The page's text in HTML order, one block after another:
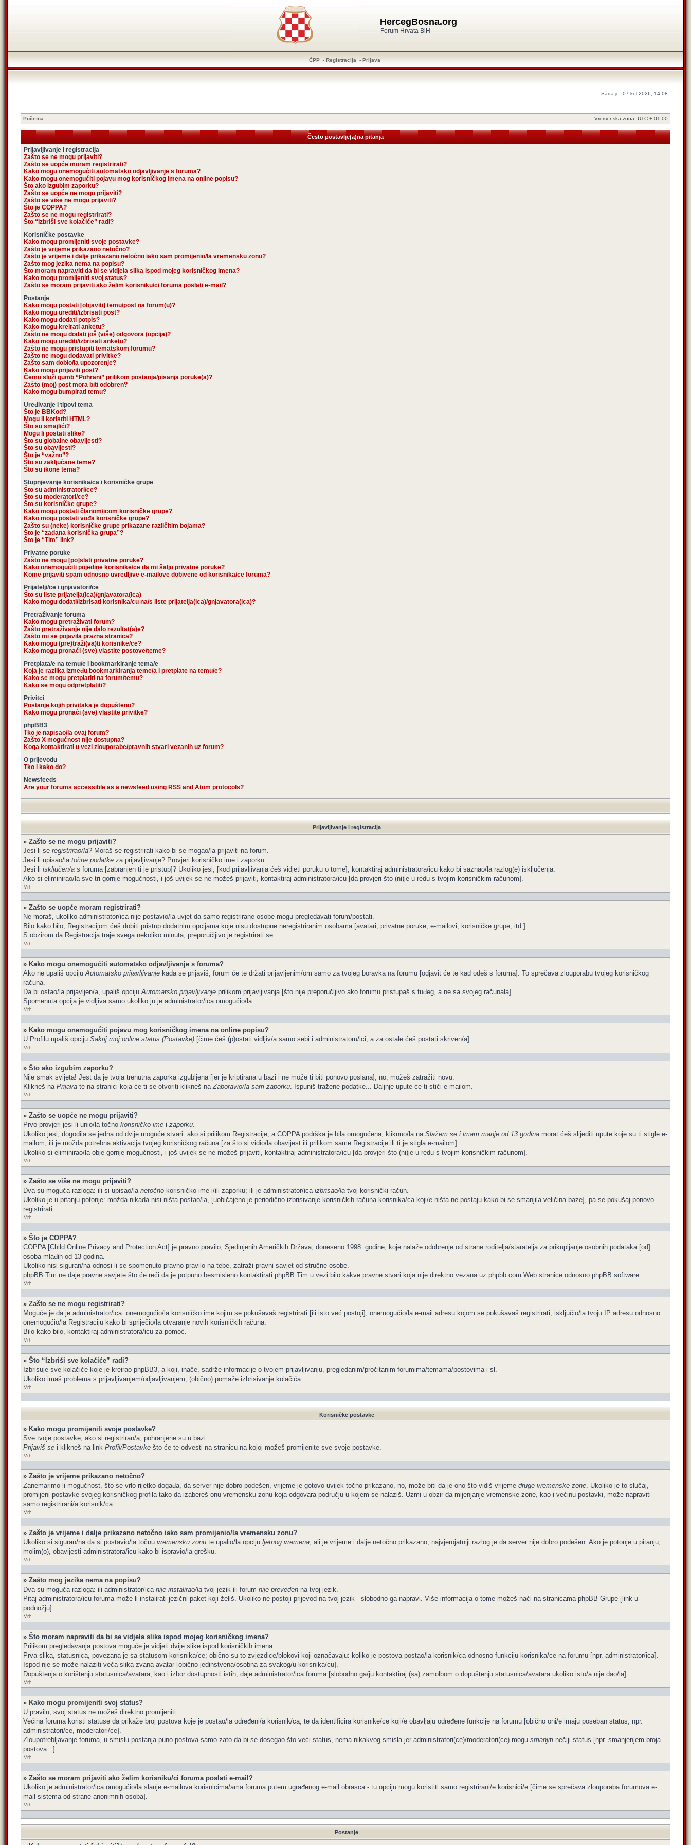
HercegBosna.org
Forum Hrvata BiH
ČPP - Registracija - Prijava
Sada je: 07 kol 2026, 14:08.
Početna Vremenska zona: UTC + 01:00
Često postavlje(a)na pitanja
Prijavljivanje i registracija
Zašto se ne mogu prijaviti?
Zašto se uopće moram registrirati?
Kako mogu onemogućiti automatsko odjavljivanje s foruma?
Kako mogu onemogućiti pojavu mog korisničkog imena na online popisu?
Što ako izgubim zaporku?
Zašto se uopće ne mogu prijaviti?
Zašto se više ne mogu prijaviti?
Što je COPPA?
Zašto se ne mogu registrirati?
Što “Izbriši sve kolačiće” radi?
Korisničke postavke
Kako mogu promijeniti svoje postavke?
Zašto je vrijeme prikazano netočno?
Zašto je vrijeme i dalje prikazano netočno iako sam promijenio/la vremensku zonu?
Zašto mog jezika nema na popisu?
Što moram napraviti da bi se vidjela slika ispod mojeg korisničkog imena?
Kako mogu promijeniti svoj status?
Zašto se moram prijaviti ako želim korisniku/ci foruma poslati e-mail?
Postanje
Kako mogu postati [objaviti] temu/post na forum(u)?
Kako mogu urediti/izbrisati post?
Kako mogu dodati potpis?
Kako mogu kreirati anketu?
Zašto ne mogu dodati još (više) odgovora (opcija)?
Kako mogu urediti/izbrisati anketu?
Zašto ne mogu pristupiti tematskom forumu?
Zašto ne mogu dodavati privitke?
Zašto sam dobio/la upozorenje?
Kako mogu prijaviti post?
Čemu služi gumb “Pohrani” prilikom postanja/pisanja poruke(a)?
Zašto (moj) post mora biti odobren?
Kako mogu bumpirati temu?
Uređivanje i tipovi tema
Što je BBKod?
Mogu li koristiti HTML?
Što su smajlići?
Mogu li postati slike?
Što su globalne obavijesti?
Što su obavijesti?
Što je “važno”?
Što su zaključane teme?
Što su ikone tema?
Stupnjevanje korisnika/ca i korisničke grupe
Što su administratori/ce?
Što su moderatori/ce?
Što su korisničke grupe?
Kako mogu postati članom/icom korisničke grupe?
Kako mogu postati vođa korisničke grupe?
Zašto su (neke) korisničke grupe prikazane različitim bojama?
Što je “zadana korisnička grupa”?
Što je “Tim” link?
Privatne poruke
Zašto ne mogu [po]slati privatne poruke?
Kako onemogućiti pojedine korisnike/ce da mi šalju privatne poruke?
Kome prijaviti spam odnosno uvredljive e-mailove dobivene od korisnika/ce foruma?
Prijatelji/ce i gnjavatori/ce
Što su liste prijatelja(ica)/gnjavatora(ica)
Kako mogu dodati/izbrisati korisnika/cu na/s liste prijatelja(ica)/gnjavatora(ica)?
Pretraživanje foruma
Kako mogu pretraživati forum?
Zašto pretraživanje nije dalo rezultat(a)e?
Zašto mi se pojavila prazna stranica?
Kako mogu (pre)traži(va)ti korisnike/ce?
Kako mogu pronaći (sve) vlastite postove/teme?
Pretplata/e na temu/e i bookmarkiranje tema/e
Koja je razlika između bookmarkiranja teme/a i pretplate na temu/e?
Kako se mogu pretplatiti na forum/temu?
Kako se mogu odpretplatiti?
Privitci
Postanje kojih privitaka je dopušteno?
Kako mogu pronaći (sve) vlastite privitke?
phpBB3
Tko je napisao/la ovaj forum?
Zašto X mogućnost nije dostupna?
Koga kontaktirati u vezi zlouporabe/pravnih stvari vezanih uz forum?
O prijevodu
Tko i kako do?
Newsfeeds
Are your forums accessible as a newsfeed using RSS and Atom protocols?
Prijavljivanje i registracija
» Zašto se ne mogu prijaviti?
Jesi li se registrirao/la? Moraš se registrirati kako bi se mogao/la prijaviti na forum.
Jesi li upisao/la točne podatke za prijavljivanje? Provjeri korisničko ime i zaporku.
Jesi li isključen/a s foruma [zabranjen ti je pristup]? Ukoliko jesi, [kod prijavljivanja ćeš vidjeti poruku o tome], kontaktiraj administratora/icu kako bi saznao/la razlog(e) isključenja.
Ako si eliminirao/la sve tri gornje mogućnosti, i još uvijek se ne možeš prijaviti, kontaktiraj administratora/icu [da provjeri što (ni)je u redu s tvojim korisničkim računom].
Vrh
» Zašto se uopće moram registrirati?
Ne moraš, ukoliko administrator/ica nije postavio/la uvjet da samo registrirane osobe mogu pregledavati forum/postati.
Bilo kako bilo, Registracijom ćeš dobiti pristup dodatnim opcijama koje nisu dostupne neregistriranim osobama [avatari, privatne poruke, e-mailovi, korisničke grupe, itd.].
S obzirom da Registracija traje svega nekoliko minuta, preporučljivo je registrirati se.
Vrh
» Kako mogu onemogućiti automatsko odjavljivanje s foruma?
Ako ne upališ opcijuAutomatsko prijavljivanje kada se prijaviš, forum će te držati prijavljenim/om samo za tvojeg boravka na forumu [odjavit će te kad odeš s foruma]. To sprečava zlouporabu tvojeg korisničkog
računa.
Da bi ostao/la prijavljen/a, upališ opcijuAutomatsko prijavljivanje prilikom prijavljivanja [što nije preporučljivo ako forumu pristupaš s tuđeg, a ne sa svojeg računala].
Spomenuta opcija je vidljiva samo ukoliko ju je administrator/ica omogućio/la.
Vrh
» Kako mogu onemogućiti pojavu mog korisničkog imena na online popisu?
U Profilu upališ opciju Sakrij moj online status (Postavke) [čime ćeš (p)ostati vidljiv/a samo sebi i administratoru/ici, a za ostale ćeš postati skriven/a].
Vrh
» Što ako izgubim zaporku?
Nije smak svijeta! Jest da je tvoja trenutna zaporka izgubljena [jer je kriptirana u bazi i ne može ti biti ponovo poslana], no, možeš zatražiti novu.
Klikneš na Prijava te na stranici koja će ti se otvoriti klikneš naZaboravio/la sam zaporku. Ispuniš tražene podatke... Daljnje upute će ti stići e-mailom.
Vrh
» Zašto se uopće ne mogu prijaviti?
Prvo provjeri jesi li unio/la točno korisničko ime i zaporku.
Ukoliko jesi, dogodila se jedna od dvije moguće stvari: ako si prilikom Registracije, a COPPA podrška je bila omogućena, kliknuo/la na Slažem se i imam manje od 13 godina morat ćeš slijediti upute koje su ti stigle e-
mailom; ili je možda potrebna aktivacija tvojeg korisničkog računa [za što si vidio/la obavijest ili prilikom same Registracije ili ti je stigla e-mailom].
Ukoliko si eliminirao/la obje gornje mogućnosti, i još uvijek se ne možeš prijaviti, kontaktiraj administratora/icu [da provjeri što (ni)je u redu s tvojim korisničkim računom].
Vrh
» Zašto se više ne mogu prijaviti?
Dva su moguća razloga: ili si upisao/la netočno korisničko ime i/ili zaporku; ili je administrator/ica izbrisao/la tvoj korisnički račun.
Ukoliko je u pitanju potonje: možda nikada nisi ništa postao/la, [uobičajeno je periodično izbrisivanje korisničkih računa korisnika/ca koji/e ništa ne postaju kako bi se smanjila veličina baze], pa se pokušaj ponovo
registrirati.
Vrh
» Što je COPPA?
COPPA [Child Online Privacy and Protection Act] je pravno pravilo, Sjedinjenih Američkih Država, doneseno 1998. godine, koje nalaže odobrenje od strane roditelja/staratelja za prikupljanje osobnih podataka [od]
osoba mlađih od 13 godina.
Ukoliko nisi siguran/na odnosi li se spomenuto pravno pravilo na tebe, zatraži pravni savjet od stručne osobe.
phpBB Tim ne daje pravne savjete što će reći da je potpuno besmisleno kontaktirati phpBB Tim u vezi bilo kakve pravne stvari koja nije direktno vezana uz phpbb.com Web stranice odnosno phpBB software.
Vrh
» Zašto se ne mogu registrirati?
Moguće je da je administrator/ica: onemogućio/la korisničko ime kojim se pokušavaš registrirati [ili isto već postoji], onemogućio/la e-mail adresu kojom se pokušavaš registrirati, isključio/la tvoju IP adresu odnosno
onemogućio/la Registraciju kako bi spriječio/la otvaranje novih korisničkih računa.
Bilo kako bilo, kontaktiraj administratora/icu za pomoć.
Vrh
» Što “Izbriši sve kolačiće” radi?
Izbrisuje sve kolačiće koje je kreirao phpBB3, a koji, inače, sadrže informacije o tvojem prijavljivanju, pregledanim/pročitanim forumima/temama/postovima i sl.
Ukoliko imaš problema s prijavljivanjem/odjavljivanjem, (obično) pomaže izbrisivanje kolačića.
Vrh
Korisničke postavke
» Kako mogu promijeniti svoje postavke?
Sve tvoje postavke, ako si registriran/a, pohranjene su u bazi.
Prijaviš se i klikneš na link Profil/Postavke što će te odvesti na stranicu na kojoj možeš promijenite sve svoje postavke.
Vrh
» Zašto je vrijeme prikazano netočno?
Zanemarimo li mogućnost, što se vrlo rijetko događa, da server nije dobro podešen, vrijeme je gotovo uvijek točno prikazano, no, može biti da je ono što vidiš vrijeme druge vremenske zone. Ukoliko je to slučaj,
promijeni postavke svojeg korisničkog profila tako da izabereš onu vremensku zonu koja odgovara području u kojem se nalaziš. Uzmi u obzir da mijenjanje vremenske zone, kao i većinu postavki, može napraviti
samo registrirani/a korisnik/ca.
Vrh
» Zašto je vrijeme i dalje prikazano netočno iako sam promijenio/la vremensku zonu?
Ukoliko si siguran/na da si postavio/la točnu vremensku zonu te upalio/la opciju ljetnog vremena, ali je vrijeme i dalje netočno prikazano, najvjerojatniji razlog je da server nije dobro podešen. Ako je potonje u pitanju,
molim(o), obavijesti administratora/icu kako bi ispravio/la grešku.
Vrh
» Zašto mog jezika nema na popisu?
Dva su moguća razloga: ili administrator/ica nije instalirao/la tvoj jezik ili forum nije preveden na tvoj jezik.
Pitaj administratora/icu foruma može li instalirati jezični paket koji želiš. Ukoliko ne postoji prijevod na tvoj jezik - slobodno ga napravi. Više informacija o tome možeš naći na stranicama phpBB Grupe [link u
podnožju].
Vrh
» Što moram napraviti da bi se vidjela slika ispod mojeg korisničkog imena?
Prilikom pregledavanja postova moguće je vidjeti dvije slike ispod korisničkih imena.
Prva slika, statusnica, povezana je sa statusom korisnika/ce; obično su to zvjezdice/blokovi koji označavaju: koliko je postova postao/la korisnik/ca odnosno funkciju korisnika/ce na forumu [npr. administrator/ica].
Ispod nje se može nalaziti veća slika zvana avatar [obično jedinstvena/osobna za svakog/u korisnika/cu].
Dopuštenja o korištenju statusnica/avatara, kao i izbor dostupnosti istih, daje administrator/ica foruma [slobodno ga/ju kontaktiraj (sa) zamolbom o dopuštenju statusnica/avatara ukoliko isto/a nije dao/la].
Vrh
» Kako mogu promijeniti svoj status?
U pravilu, svoj status ne možeš direktno promijeniti.
Većina foruma koristi statuse da prikaže broj postova koje je postao/la određeni/a korisnik/ca, te da identificira korisnike/ce koji/e obavljaju određene funkcije na forumu [obično oni/e imaju poseban status, npr.
administratori/ce, moderatori/ce].
Zloupotrebljavanje foruma, u smislu postanja puno postova samo zato da bi se dosegao što veći status, nema nikakvog smisla jer administratori(ce)/moderatori(ce) mogu smanjiti nečiji status [npr. smanjenjem broja
postova...].
Vrh
» Zašto se moram prijaviti ako želim korisniku/ci foruma poslati e-mail?
Ukoliko je administrator/ica omogućio/la slanje e-mailova korisnicima/ama foruma putem ugrađenog e-mail obrasca - tu opciju mogu koristiti samo registrirani/e korisnici/e [čime se sprečava zlouporaba forumova e-
mail sistema od strane anonimnih osoba].
Vrh
Postanje